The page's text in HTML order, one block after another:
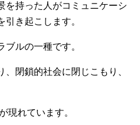
を持った人がコミュニケーシ
引き起こします。
ルの一種です。
閉鎖的社会に閉じこもり、
現れています。